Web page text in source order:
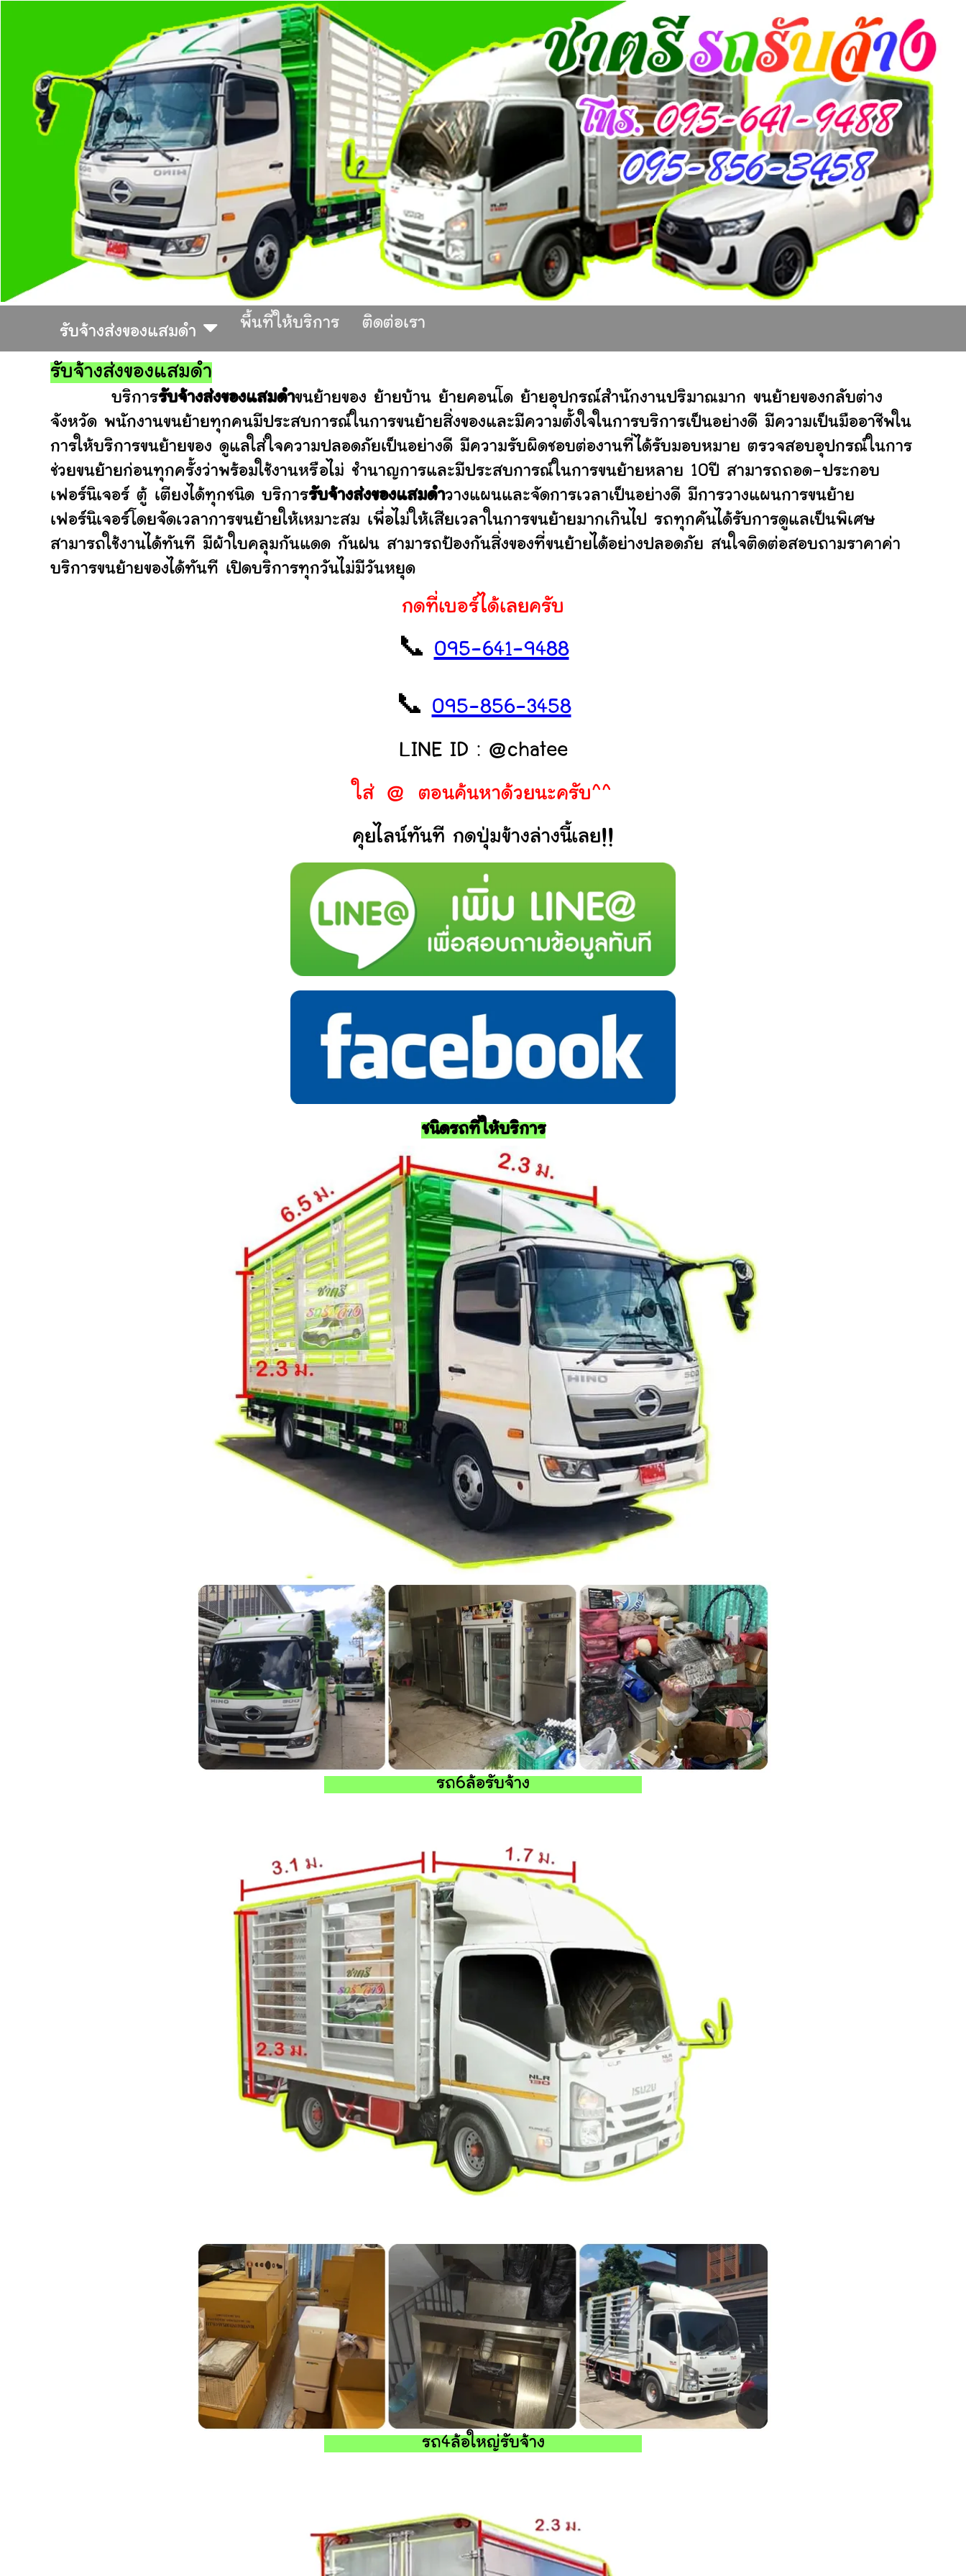
รับจ้างส่งของแสมดำ
พื้นที่ให้บริการ ติดต่อเรา
รับจ้างส่งของแสมดำ
บริการรับจ้างส่งของแสมดำขนย้ายของ ย้ายบ้าน ย้ายคอนโด ย้ายอุปกรณ์สำนักงานปริมาณมาก ขนย้ายของกลับต่าง
จังหวัด พนักงานขนย้ายทุกคนมีประสบการณ์ในการขนย้ายสิ่งของและมีความตั้งใจในการบริการเป็นอย่างดี มีความเป็นมืออาชีพใน
การให้บริการขนย้ายของ ดูแลใส่ใจความปลอดภัยเป็นอย่างดี มีความรับผิดชอบต่องานที่ได้รับมอบหมาย ตรวจสอบอุปกรณ์ในการ
ช่วยขนย้ายก่อนทุกครั้งว่าพร้อมใช้งานหรือไม่ ชำนาญการและมีประสบการณ์ในการขนย้ายหลาย 10ปี สามารถถอด-ประกอบ
เฟอร์นิเจอร์ ตู้ เตียงได้ทุกชนิด บริการรับจ้างส่งของแสมดำวางแผนและจัดการเวลาเป็นอย่างดี มีการวางแผนการขนย้าย
เฟอร์นิเจอร์โดยจัดเวลาการขนย้ายให้เหมาะสม เพื่อไม่ให้เสียเวลาในการขนย้ายมากเกินไป รถทุกคันได้รับการดูแลเป็นพิเศษ
สามารถใช้งานได้ทันที มีผ้าใบคลุมกันแดด กันฝน สามารถป้องกันสิ่งของที่ขนย้ายได้อย่างปลอดภัย สนใจติดต่อสอบถามราคาค่า
บริการขนย้ายของได้ทันที เปิดบริการทุกวันไม่มีวันหยุด
กดที่เบอร์ได้เลยครับ
📞 095-641-9488
📞 095-856-3458
LINE ID : @chatee
ใส่ @ ตอนค้นหาด้วยนะครับ^^
คุยไลน์ทันที กดปุ่มข้างล่างนี้เลย!!
ชนิดรถที่ให้บริการ
รถ6ล้อรับจ้าง
รถ4ล้อใหญ่รับจ้าง